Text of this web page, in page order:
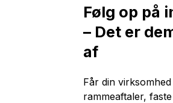
Følg op på
– Det er
af
Får din
rammeaftaler,